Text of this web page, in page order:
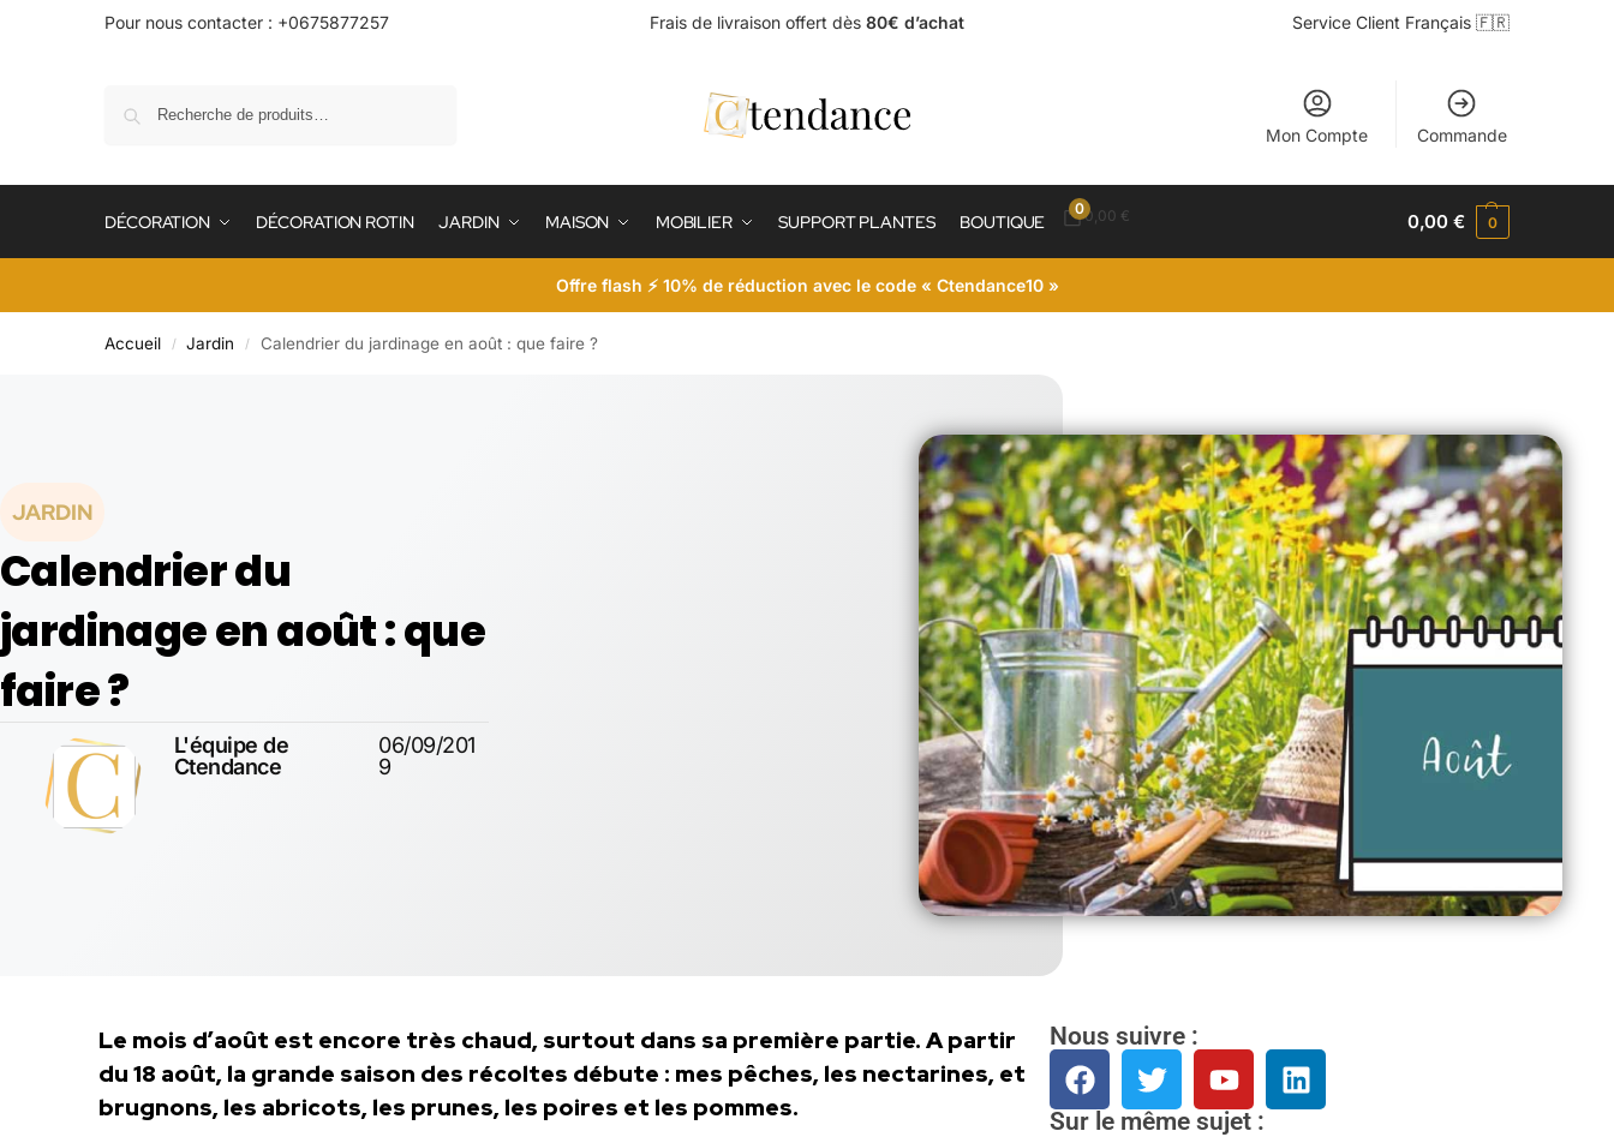
Pour nous contacter : +0675877257 Frais de livraison offert dès 80€ d’achat Service Client Français 🇫🇷
Mon Compte Commande
DÉCORATION DÉCORATION ROTIN JARDIN MAISON MOBILIER SUPPORT PLANTES BOUTIQUE
00,00 € 0,00€ 0
Offre flash ⚡ 10% de réduction avec le code « Ctendance10 »
Accueil / Jardin / Calendrier du jardinage en août : que faire ?
JARDIN
Calendrier du
jardinage en août : que
faire ?
L'équipe de
Ctendance
06/09/201
9
Le mois d’août est encore très chaud, surtout dans sa première partie. A partir
du 18 août, la grande saison des récoltes débute : mes pêches, les nectarines, et
brugnons, les abricots, les prunes, les poires et les pommes.
Nous suivre :
Sur le même sujet :